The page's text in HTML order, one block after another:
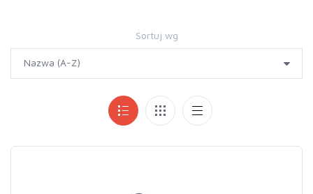
Sortuj wg